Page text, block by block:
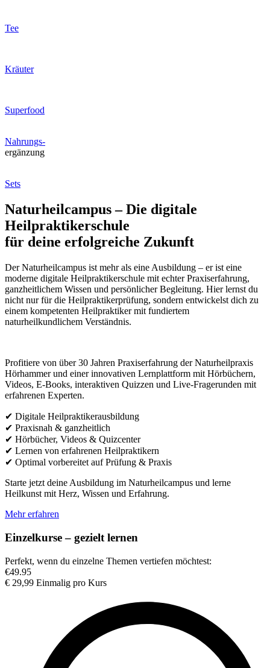
Tee
Kräuter
Superfood
Nahrungs-
ergänzung
Sets
Naturheilcampus – Die digitale
Heilpraktikerschule
für deine erfolgreiche Zukunft
Der Naturheilcampus ist mehr als eine Ausbildung – er ist eine
moderne digitale Heilpraktikerschule mit echter Praxiserfahrung,
ganzheitlichem Wissen und persönlicher Begleitung. Hier lernst du
nicht nur für die Heilpraktikerprüfung, sondern entwickelst dich zu
einem kompetenten Heilpraktiker mit fundiertem
naturheilkundlichem Verständnis.
Profitiere von über 30 Jahren Praxiserfahrung der Naturheilpraxis
Hörhammer und einer innovativen Lernplattform mit Hörbüchern,
Videos, E-Books, interaktiven Quizzen und Live-Fragerunden mit
erfahrenen Experten.
✔ Digitale Heilpraktikerausbildung
✔ Praxisnah & ganzheitlich
✔ Hörbücher, Videos & Quizcenter
✔ Lernen von erfahrenen Heilpraktikern
✔ Optimal vorbereitet auf Prüfung & Praxis
Starte jetzt deine Ausbildung im Naturheilcampus und lerne
Heilkunst mit Herz, Wissen und Erfahrung.
Mehr erfahren
Einzelkurse – gezielt lernen
Perfekt, wenn du einzelne Themen vertiefen möchtest:​
€49.95
€ 29,99 Einmalig pro Kurs